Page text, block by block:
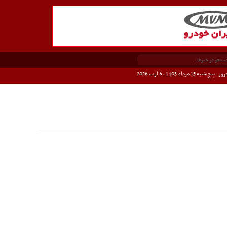
: پنج شنبه 15 مرداد 1405 ، 6 اوت 2026